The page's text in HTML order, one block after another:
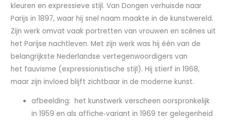
kleuren en expressieve stijl. Van Dongen verhuisde naar
Parijs in 1897, waar hij snel naam maakte in de kunstwereld.
Zijn werk omvat vaak portretten van vrouwen en scènes uit
het Parijse nachtleven. Met zijn werk was hij één van de
belangrijkste Nederlandse vertegenwoordigers van
het fauvisme (expressionistische stijl). Hij stierf in 1968,
maar zijn invloed blijft zichtbaar in de moderne kunst.
afbeelding: het kunstwerk verscheen oorspronkelijk
in 1959 en als affiche‑variant in 1969 ter gelegenheid